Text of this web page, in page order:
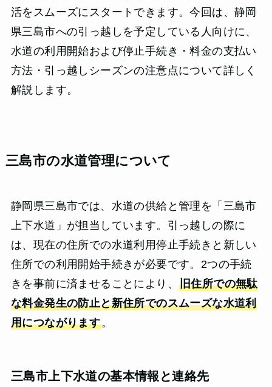
活をスムーズにスタートできます。今回は、静岡
県三島市への引っ越しを予定している人向けに、
水道の利用開始および停止手続き・料金の支払い
方法・引っ越しシーズンの注意点について詳しく
解説します。
三島市の水道管理について
静岡県三島市では、水道の供給と管理を「三島市
上下水道」が担当しています。引っ越しの際に
は、現在の住所での水道利用停止手続きと新しい
住所での利用開始手続きが必要です。2つの手続
きを事前に済ませることにより、 旧住所での無駄
な料金発生の防止と新住所でのスムーズな水道利
用につながります。
三島市上下水道の基本情報と連絡先